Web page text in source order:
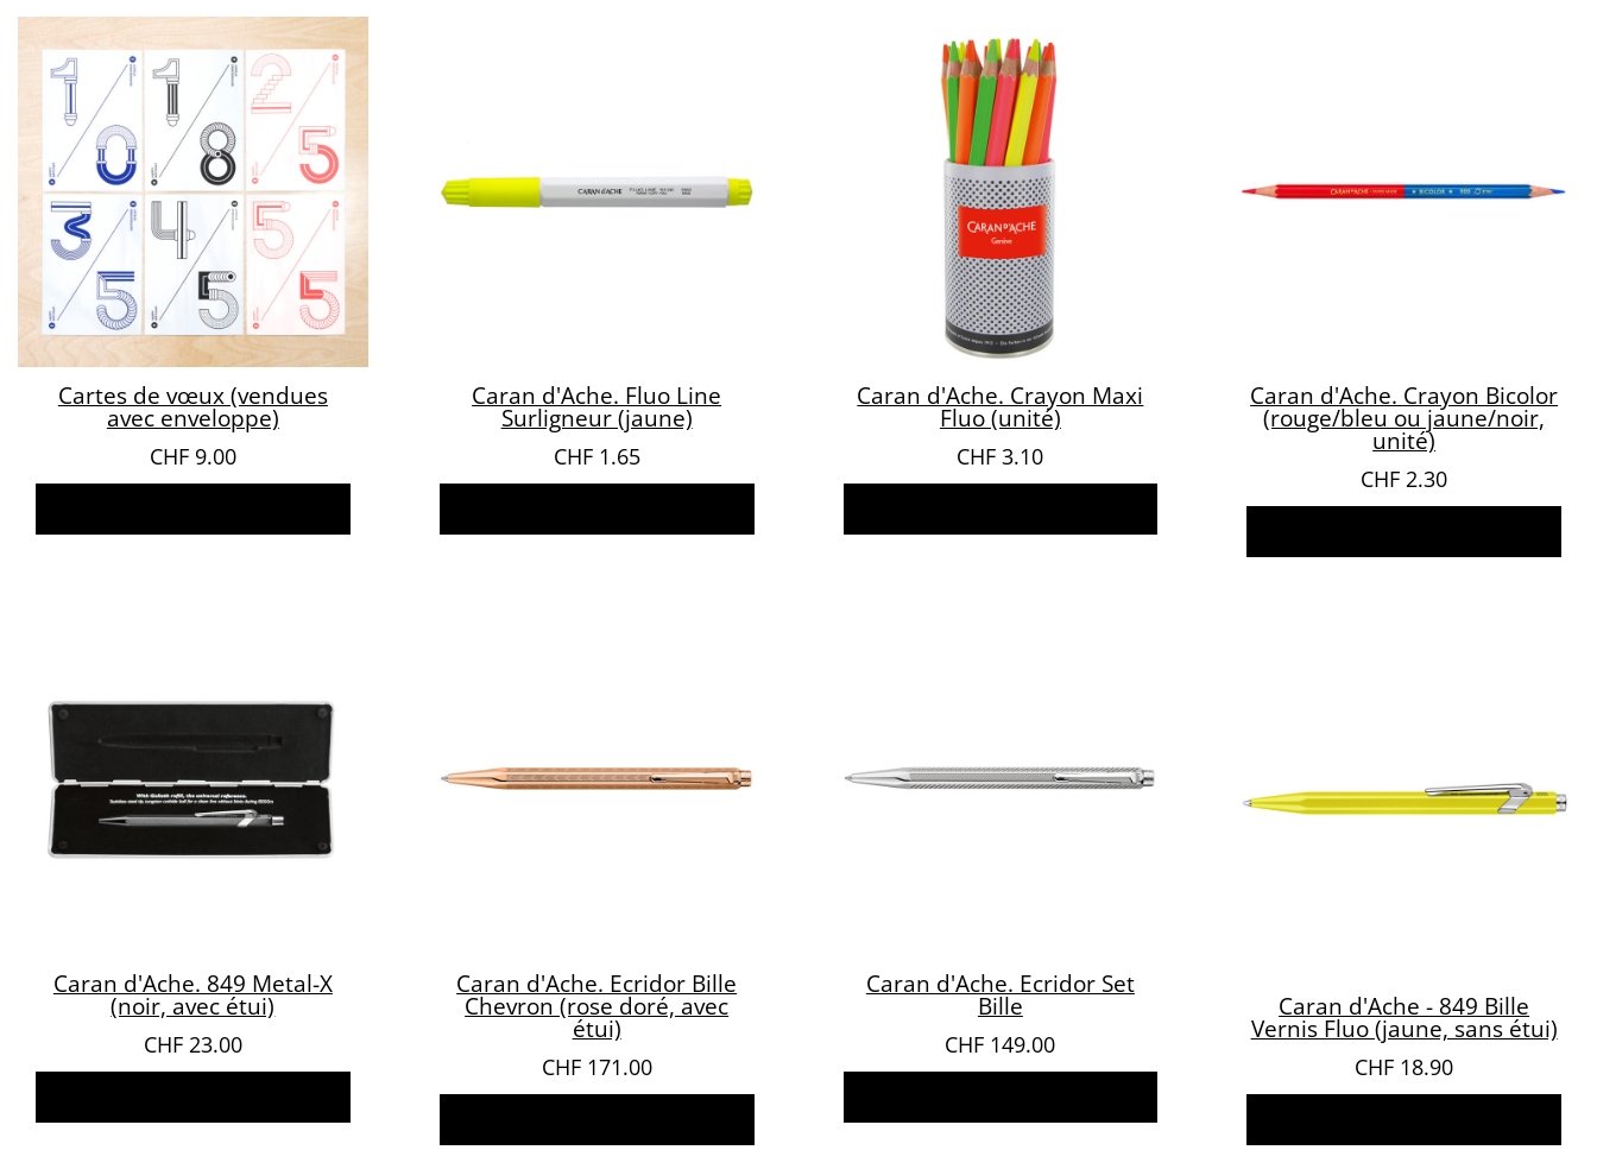
Cartes de vœux (vendues
avec enveloppe)
CHF9.00
Caran d'Ache. Fluo Line
Surligneur (jaune)
CHF1.65
Caran d'Ache. Crayon Maxi
Fluo (unité)
CHF 3.10
Caran d'Ache. Crayon Bicolor
(rouge/bleu ou jaune/noir,
unité)
CHF 2.30
Caran d'Ache. 849 Metal-X
(noir, avec étui)
CHF23.00
Caran d'Ache. Ecridor Bille
Chevron (rose doré, avec
étui)
CHF171.00
Caran d'Ache. Ecridor Set
Bille
CHF 149.00
Caran d'Ache - 849 Bille
Vernis Fluo (jaune, sans étui)
CHF 18.90